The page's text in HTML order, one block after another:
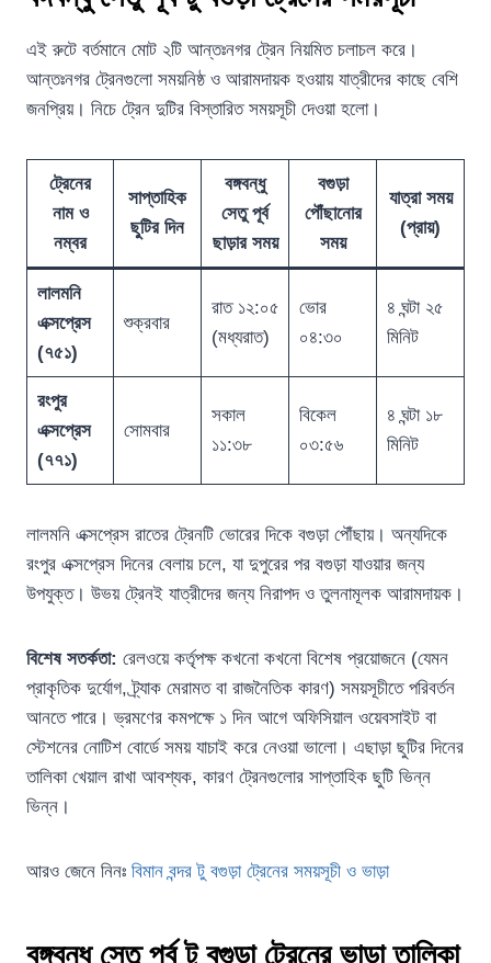
এই রুটে বর্তমানে মোট ২টি আন্তঃনগর ট্রেন নিয়মিত চলাচল করে।
আন্তঃনগর ট্রেনগুলো সময়নিষ্ঠ ও আরামদায়ক হওয়ায় যাত্রীদের কাছে বেশি
জনপ্রিয়। নিচে ট্রেন দুটির বিস্তারিত সময়সূচী দেওয়া হলো।
ট্রেনের
নাম ও
নম্বর
সাপ্তাহিক
ছুটির দিন
বঙ্গবন্ধু
সেতু পূর্ব
ছাড়ার সময়
বগুড়া
পৌঁছানোর
সময়
যাত্রা সময়
(প্রায়)
লালমনি
এক্সপ্রেস
(৭৫১)
শুক্রবার
রাত ১২:০৫
(মধ্যরাত)
ভোর
০৪:৩০
৪ ঘন্টা ২৫
মিনিট
রংপুর
এক্সপ্রেস
(৭৭১)
সোমবার
সকাল
১১:৩৮
বিকেল
০৩:৫৬
৪ ঘন্টা ১৮
মিনিট
লালমনি এক্সপ্রেস রাতের ট্রেনটি ভোরের দিকে বগুড়া পৌঁছায়। অন্যদিকে
রংপুর এক্সপ্রেস দিনের বেলায় চলে, যা দুপুরের পর বগুড়া যাওয়ার জন্য
উপযুক্ত। উভয় ট্রেনই যাত্রীদের জন্য নিরাপদ ও তুলনামূলক আরামদায়ক।
বিশেষ সতর্কতা: রেলওয়ে কর্তৃপক্ষ কখনো কখনো বিশেষ প্রয়োজনে (যেমন
প্রাকৃতিক দুর্যোগ, ট্র্যাক মেরামত বা রাজনৈতিক কারণ) সময়সূচীতে পরিবর্তন
আনতে পারে। ভ্রমণের কমপক্ষে ১ দিন আগে অফিসিয়াল ওয়েবসাইট বা
স্টেশনের নোটিশ বোর্ডে সময় যাচাই করে নেওয়া ভালো। এছাড়া ছুটির দিনের
তালিকা খেয়াল রাখা আবশ্যক, কারণ ট্রেনগুলোর সাপ্তাহিক ছুটি ভিন্ন
ভিন্ন।
আরও জেনে নিনঃ বিমান বন্দর টু বগুড়া ট্রেনের সময়সূচী ও ভাড়া
বঙ্গবন্ধু সেতু পূর্ব টু বগুড়া ট্রেনের ভাড়া তালিকা